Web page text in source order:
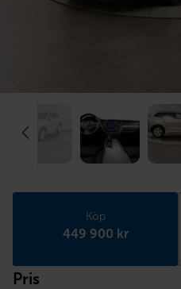
Köp
449 900 kr
Pris